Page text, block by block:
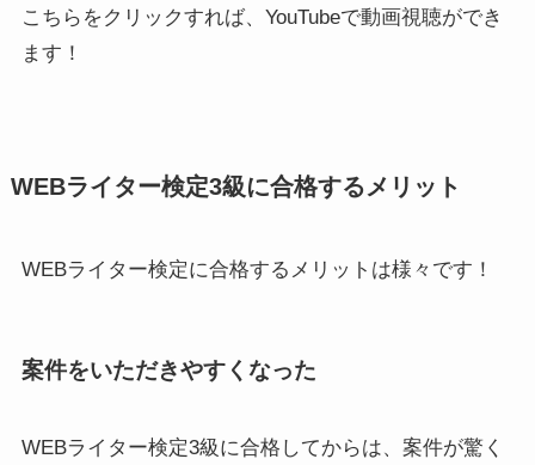
こちらをクリックすれば、YouTubeで動画視聴ができ
ます！
WEBライター検定3級に合格するメリット
WEBライター検定に合格するメリットは様々です！
案件をいただきやすくなった
WEBライター検定3級に合格してからは、案件が驚く